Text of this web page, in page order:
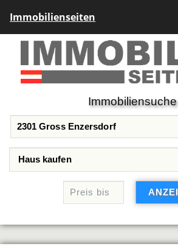
Immobilienseiten
Immobiliensuche